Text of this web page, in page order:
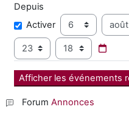
Depuis
Depuis
Activer Jour Mois
Heure Minute
Forum Annonces